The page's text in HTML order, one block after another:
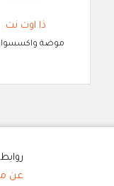
ذا اوت نت
موضة
روابط
عن